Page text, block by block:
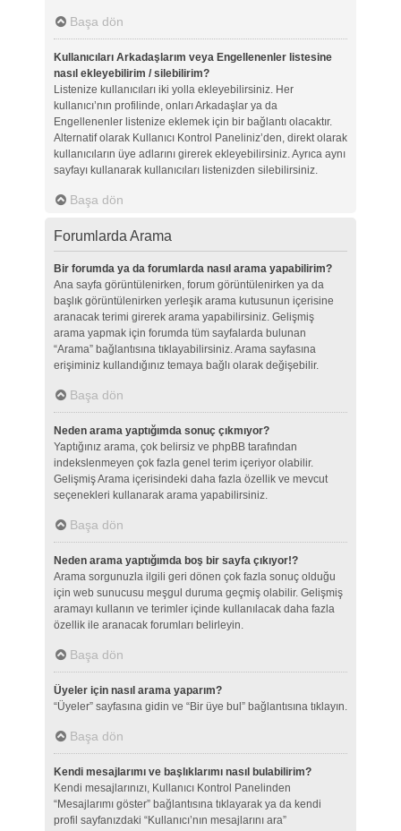
Başa dön
Kullanıcıları Arkadaşlarım veya Engellenenler listesine
nasıl ekleyebilirim / silebilirim?
Listenize kullanıcıları iki yolla ekleyebilirsiniz. Her
kullanıcı’nın profilinde, onları Arkadaşlar ya da
Engellenenler listenize eklemek için bir bağlantı olacaktır.
Alternatif olarak Kullanıcı Kontrol Paneliniz’den, direkt olarak
kullanıcıların üye adlarını girerek ekleyebilirsiniz. Ayrıca aynı
sayfayı kullanarak kullanıcıları listenizden silebilirsiniz.
Başa dön
Forumlarda Arama
Bir forumda ya da forumlarda nasıl arama yapabilirim?
Ana sayfa görüntülenirken, forum görüntülenirken ya da
başlık görüntülenirken yerleşik arama kutusunun içerisine
aranacak terimi girerek arama yapabilirsiniz. Gelişmiş
arama yapmak için forumda tüm sayfalarda bulunan
“Arama” bağlantısına tıklayabilirsiniz. Arama sayfasına
erişiminiz kullandığınız temaya bağlı olarak değişebilir.
Başa dön
Neden arama yaptığımda sonuç çıkmıyor?
Yaptığınız arama, çok belirsiz ve phpBB tarafından
indekslenmeyen çok fazla genel terim içeriyor olabilir.
Gelişmiş Arama içerisindeki daha fazla özellik ve mevcut
seçenekleri kullanarak arama yapabilirsiniz.
Başa dön
Neden arama yaptığımda boş bir sayfa çıkıyor!?
Arama sorgunuzla ilgili geri dönen çok fazla sonuç olduğu
için web sunucusu meşgul duruma geçmiş olabilir. Gelişmiş
aramayı kullanın ve terimler içinde kullanılacak daha fazla
özellik ile aranacak forumları belirleyin.
Başa dön
Üyeler için nasıl arama yaparım?
“Üyeler” sayfasına gidin ve “Bir üye bul” bağlantısına tıklayın.
Başa dön
Kendi mesajlarımı ve başlıklarımı nasıl bulabilirim?
Kendi mesajlarınızı, Kullanıcı Kontrol Panelinden
“Mesajlarımı göster” bağlantısına tıklayarak ya da kendi
profil sayfanızdaki “Kullanıcı’nın mesajlarını ara”